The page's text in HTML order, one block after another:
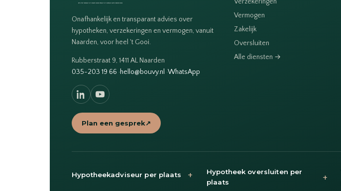
Onafhankelijk en transparant advies over
hypotheken, verzekeringen en vermogen, vanuit
Naarden, voor heel 't Gooi.
Rubberstraat 9, 1411 AL Naarden
035-203 19 66 ·hello@bouvy.nl ·WhatsApp
Plan een gesprek↗
Verzekeringen
Vermogen
Zakelijk
Oversluiten
Alle diensten →
Hypotheekadviseur per plaats +
Hypotheek oversluiten per
plaats
+